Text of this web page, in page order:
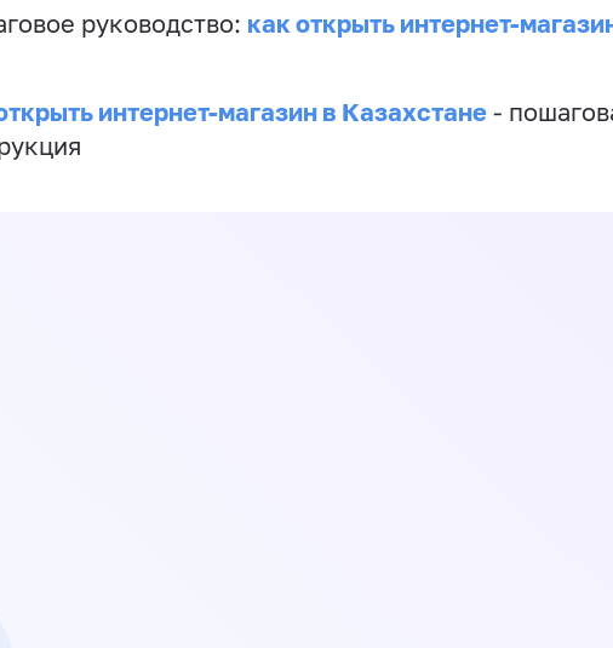
руководство: как открыть интернет-
интернет-магазин в Казахстане -